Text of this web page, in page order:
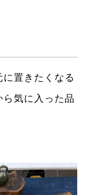
置きたくなる
気に入った品